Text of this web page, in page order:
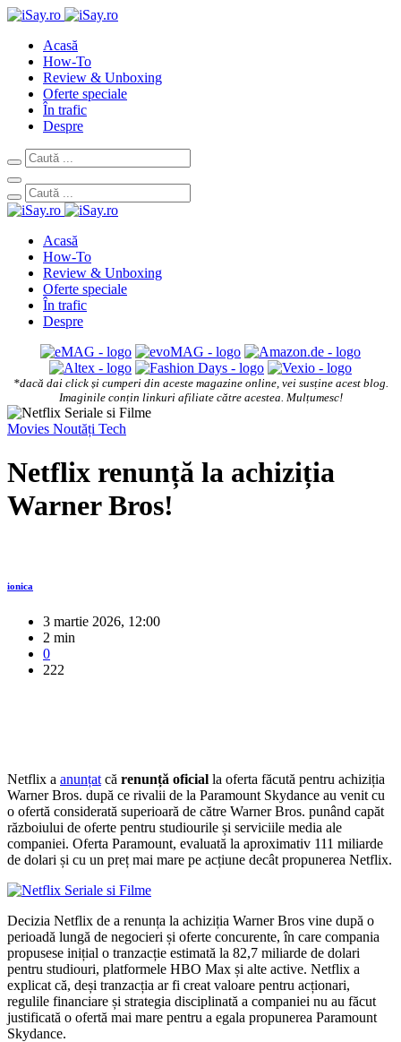
Acasă
How-To
Review & Unboxing
Oferte speciale
În trafic
Despre
Acasă
How-To
Review & Unboxing
Oferte speciale
În trafic
Despre
*dacă dai click și cumperi din aceste magazine online, vei susține acest blog.
Imaginile conțin linkuri afiliate către acestea. Mulțumesc!
Movies Noutăți Tech
Netflix renunță la achiziția
Warner Bros!
ionica
3 martie 2026, 12:00
2 min
0
222
Netflix a anunțat că renunță oficial la oferta făcută pentru achiziția
Warner Bros. după ce rivalii de la Paramount Skydance au venit cu
o ofertă considerată superioară de către Warner Bros. punând capăt
războiului de oferte pentru studiourile și serviciile media ale
companiei. Oferta Paramount, evaluată la aproximativ 111 miliarde
de dolari și cu un preț mai mare pe acțiune decât propunerea Netflix.
Decizia Netflix de a renunța la achiziția Warner Bros vine după o
perioadă lungă de negocieri și oferte concurente, în care compania
propusese inițial o tranzacție estimată la 82,7 miliarde de dolari
pentru studiouri, platformele HBO Max și alte active. Netflix a
explicat că, deși tranzacția ar fi creat valoare pentru acționari,
regulile financiare și strategia disciplinată a companiei nu au făcut
justificată o ofertă mai mare pentru a egala propunerea Paramount
Skydance.